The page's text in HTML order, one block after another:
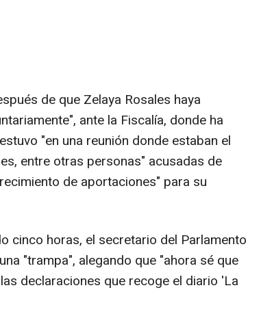
de que Zelaya Rosales haya
ante la Fiscalía, donde ha
"en una reunión donde estaban el
entre otras personas" acusadas de
de aportaciones" para su
cinco horas, el secretario del Parlamento
"trampa", alegando que "ahora sé que
declaraciones que recoge el diario 'La